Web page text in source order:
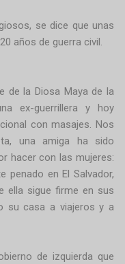
se dice que unas
años de guerra civil.
de la Diosa Maya de la
ex-guerrillera y hoy
con masajes. Nos
una amiga ha sido
hacer con las mujeres:
penado en El Salvador,
ella sigue firme en sus
su casa a viajeros y a
de izquierda que